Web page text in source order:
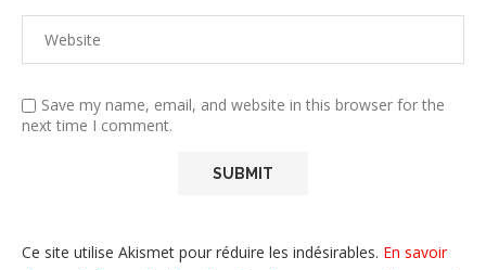
Save my name, email, and website in this browser for the
next time I comment.
Ce site utilise Akismet pour réduire les indésirables. En savoir